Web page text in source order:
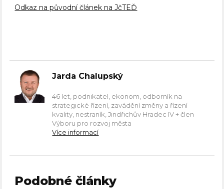
Odkaz na původní článek na JčTEĎ
Jarda Chalupský
46 let, podnikatel, ekonom, odborník na
strategické řízení, zavádění změny a řízení
kvality, nestraník, Jindřichův Hradec IV + člen
Výboru pro rozvoj města
Více informací
Podobné články